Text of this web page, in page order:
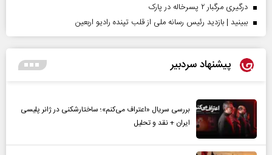
درگیری مرگبار ۲ پسرخاله در پارک
ببینید | بازدید رئیس رسانه ملی از قلب تپنده رادیو اربعین
پیشنهاد سردبیر
بررسی سریال «اعتراف می‌کنم»؛ ساختارشکنی در ژانر پلیسی
ایران + نقد و تحلیل